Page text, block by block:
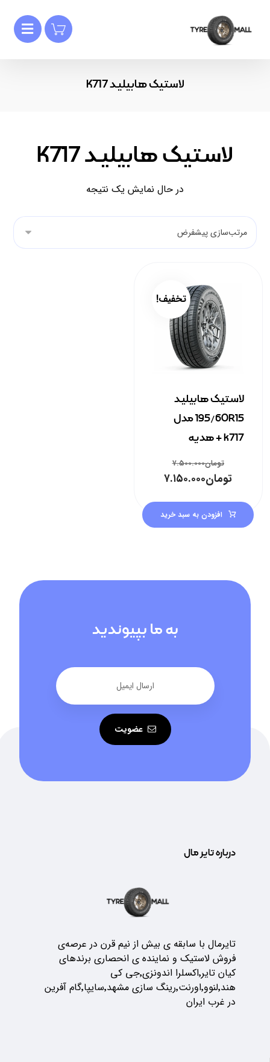
لاستیک هابیلیـد K717
لاستیک هابیلیـد K717
در حال نمایش یک نتیجه
لاستیک هابیلیـد
195/60R15 مدل
k717 + هدیه
تومان۷.۵۰۰.۰۰۰
تومان۷.۱۵۰.۰۰۰
تخفیف!
افزودن به سبد خرید
به ما بپیوندید
عضویت
درباره تایر مال
تایرمال با سابقه ی بیش از نیم قرن در عرصه‌ی
فروش لاستیک و نماینده ی انحصاری برندهای
کیان تایر٬اکسلرا اندونزی٬جی کی
هند٬لنوو٬اورنت٬رینگ سازی مشهد٬سایپا٬گام آفرین
در غرب ایران